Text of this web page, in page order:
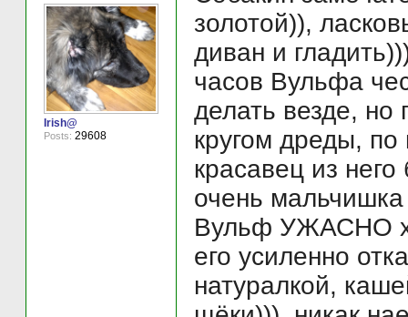
Irish@
Posts: 29608
золотой)),
диван и
часов Вульфа
делать везде, но
кругом дреды,
красавец из него
очень
Вульф УЖАСНО
его усиленно
натуралкой,